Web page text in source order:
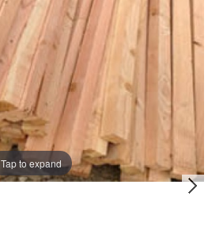
Tap to expand